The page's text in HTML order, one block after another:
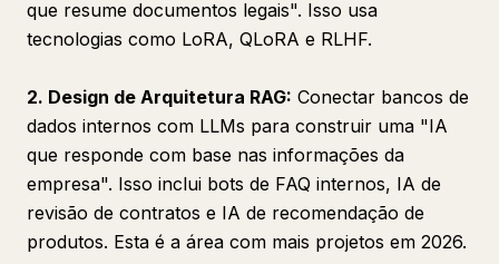
que resume documentos legais". Isso usa
tecnologias como LoRA, QLoRA e RLHF.
2. Design de Arquitetura RAG: Conectar bancos de
dados internos com LLMs para construir uma "IA
que responde com base nas informações da
empresa". Isso inclui bots de FAQ internos, IA de
revisão de contratos e IA de recomendação de
produtos. Esta é a área com mais projetos em 2026.